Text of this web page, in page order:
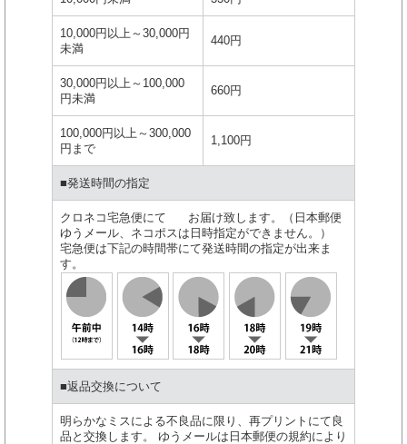
10,000円以上～30,000円
未満
440円
30,000円以上～100,000
円未満
660円
100,000円以上～300,000
円まで
1,100円
■発送時間の指定
クロネコ宅急便にて お届け致します。（日本郵便
ゆうメール、ネコポスは日時指定ができません。）
宅急便は下記の時間帯にて発送時間の指定が出来ま
す。
■返品交換について
明らかなミスによる不良品に限り、再プリントにて良
品と交換します。 ゆうメールは日本郵便の規約により